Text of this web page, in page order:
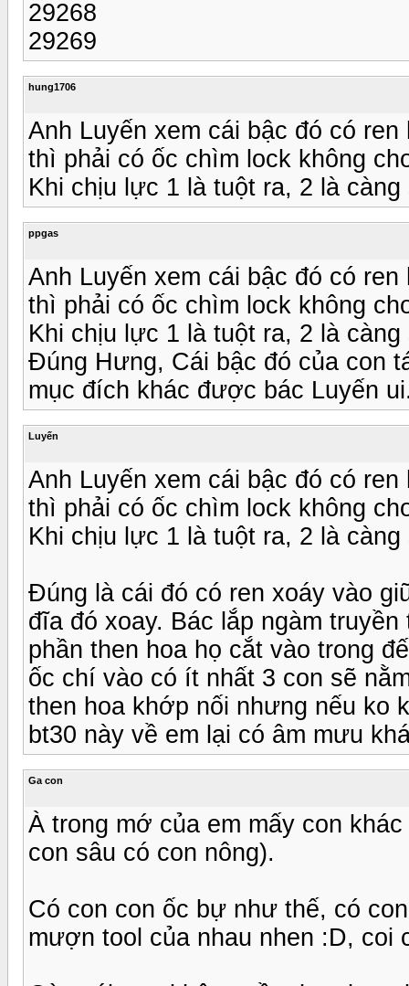
29268
29269
hung1706
Anh Luyến xem cái bậc đó có
thì phải có ốc chìm lock không
Khi chịu lực 1 là tuột ra, 2 là
ppgas
Anh Luyến xem cái bậc đó có
thì phải có ốc chìm lock không
Khi chịu lực 1 là tuột ra, 2 là
Đúng Hưng, Cái bậc đó của con
mục đích khác được bác Luyến
Luyến
Anh Luyến xem cái bậc đó có
thì phải có ốc chìm lock không
Khi chịu lực 1 là tuột ra, 2 là
Đúng là cái đó có ren xoáy vào
đĩa đó xoay. Bác lắp ngàm
phần then hoa họ cắt vào trong
ốc chí vào có ít nhất 3 con sẽ
then hoa khớp nối nhưng nếu ko
bt30 này về em lại có âm mưu
Ga con
À trong mớ của em mấy con
con sâu có con nông).
Có con con ốc bự như thế, có
mượn tool của nhau nhen :D, coi